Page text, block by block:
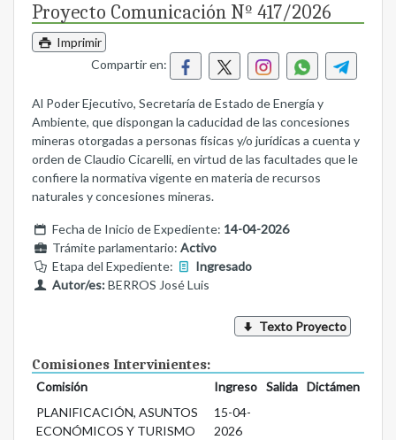
Proyecto Comunicación Nº 417/2026
Imprimir
Compartir en:
Al Poder Ejecutivo, Secretaría de Estado de Energía y
Ambiente, que dispongan la caducidad de las concesiones
mineras otorgadas a personas físicas y/o jurídicas a cuenta y
orden de Claudio Cicarelli, en virtud de las facultades que le
confiere la normativa vigente en materia de recursos
naturales y concesiones mineras.
Fecha de Inicio de Expediente: 14-04-2026
Trámite parlamentario: Activo
Etapa del Expediente:
Ingresado
Autor/es:BERROS José Luis
Texto Proyecto
Comisiones Intervinientes:
Comisión Ingreso Salida
Dictámen
PLANIFICACIÓN, ASUNTOS
ECONÓMICOS Y TURISMO
15-04-
2026